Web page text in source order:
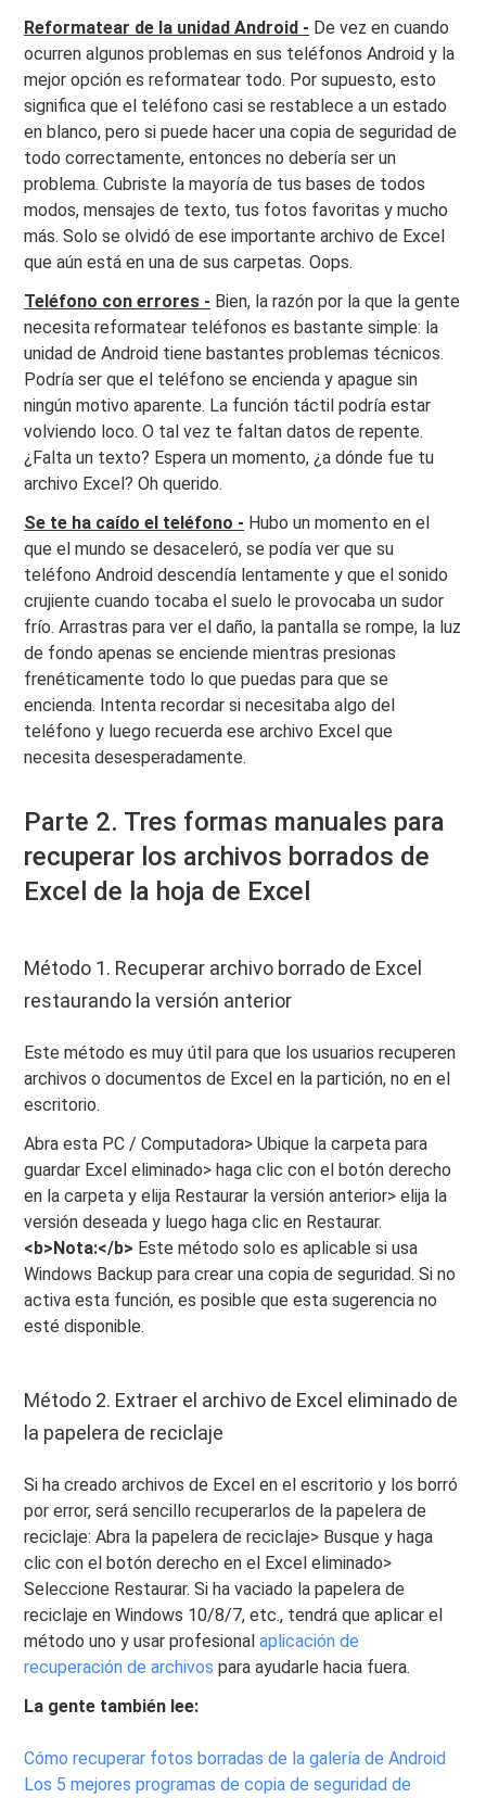
Reformatear de la unidad Android - De vez en cuando
ocurren algunos problemas en sus teléfonos Android y la
mejor opción es reformatear todo. Por supuesto, esto
significa que el teléfono casi se restablece a un estado
en blanco, pero si puede hacer una copia de seguridad de
todo correctamente, entonces no debería ser un
problema. Cubriste la mayoría de tus bases de todos
modos, mensajes de texto, tus fotos favoritas y mucho
más. Solo se olvidó de ese importante archivo de Excel
que aún está en una de sus carpetas. Oops.
Teléfono con errores - Bien, la razón por la que la gente
necesita reformatear teléfonos es bastante simple: la
unidad de Android tiene bastantes problemas técnicos.
Podría ser que el teléfono se encienda y apague sin
ningún motivo aparente. La función táctil podría estar
volviendo loco. O tal vez te faltan datos de repente.
¿Falta un texto? Espera un momento, ¿a dónde fue tu
archivo Excel? Oh querido.
Se te ha caído el teléfono - Hubo un momento en el
que el mundo se desaceleró, se podía ver que su
teléfono Android descendía lentamente y que el sonido
crujiente cuando tocaba el suelo le provocaba un sudor
frío. Arrastras para ver el daño, la pantalla se rompe, la luz
de fondo apenas se enciende mientras presionas
frenéticamente todo lo que puedas para que se
encienda. Intenta recordar si necesitaba algo del
teléfono y luego recuerda ese archivo Excel que
necesita desesperadamente.
Parte 2. Tres formas manuales para
recuperar los archivos borrados de
Excel de la hoja de Excel
Método 1. Recuperar archivo borrado de Excel
restaurando la versión anterior
Este método es muy útil para que los usuarios recuperen
archivos o documentos de Excel en la partición, no en el
escritorio.
Abra esta PC / Computadora> Ubique la carpeta para
guardar Excel eliminado> haga clic con el botón derecho
en la carpeta y elija Restaurar la versión anterior> elija la
versión deseada y luego haga clic en Restaurar.
<b>Nota:</b> Este método solo es aplicable si usa
Windows Backup para crear una copia de seguridad. Si no
activa esta función, es posible que esta sugerencia no
esté disponible.
Método 2. Extraer el archivo de Excel eliminado de
la papelera de reciclaje
Si ha creado archivos de Excel en el escritorio y los borró
por error, será sencillo recuperarlos de la papelera de
reciclaje: Abra la papelera de reciclaje> Busque y haga
clic con el botón derecho en el Excel eliminado>
Seleccione Restaurar. Si ha vaciado la papelera de
reciclaje en Windows 10/8/7, etc., tendrá que aplicar el
método uno y usar profesionalaplicación de
recuperación de archivos para ayudarle hacia fuera.
La gente también lee:
Cómo recuperar fotos borradas de la galería de Android
Los 5 mejores programas de copia de seguridad de